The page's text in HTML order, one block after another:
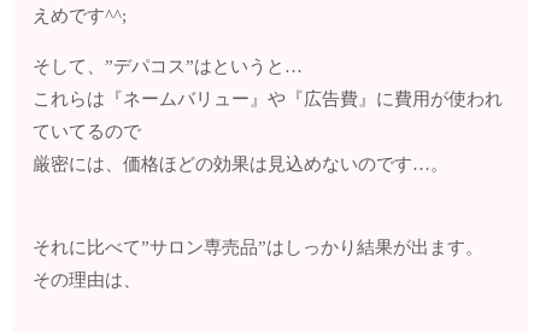
えめです^^;
そして、”デパコス”はというと…
これらは『ネームバリュー』や『広告費』に費用が使われ
ていてるので
厳密には、価格ほどの効果は見込めないのです…。
それに比べて”サロン専売品”はしっかり結果が出ます。
その理由は、